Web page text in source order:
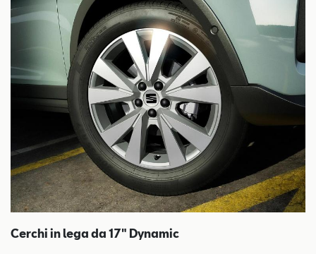
Cerchi in lega da 17" Dynamic